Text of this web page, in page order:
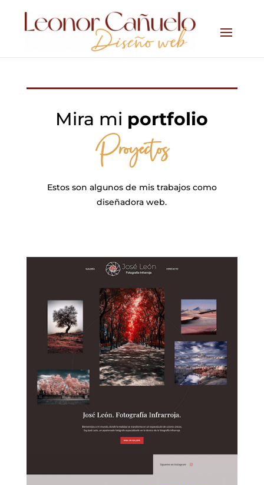
Mira mi portfolio
Proyectos
Estos son algunos de mis trabajos como
diseñadora web.